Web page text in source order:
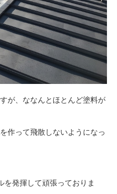
が、ななんとほとんど塗料が
作って飛散しないようになっ
を発揮して頑張っておりま